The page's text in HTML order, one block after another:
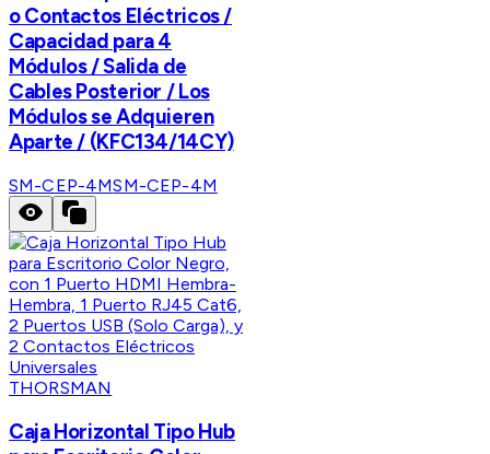
o Contactos Eléctricos /
Capacidad para 4
Módulos / Salida de
Cables Posterior / Los
Módulos se Adquieren
Aparte / (KFC134/14CY)
SM-CEP-4MSM-CEP-4M
THORSMAN
Caja Horizontal Tipo Hub